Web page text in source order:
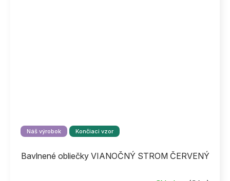
Náš výrobok Končiaci vzor
Bavlnené obliečky VIANOČNÝ STROM ČERVENÝ